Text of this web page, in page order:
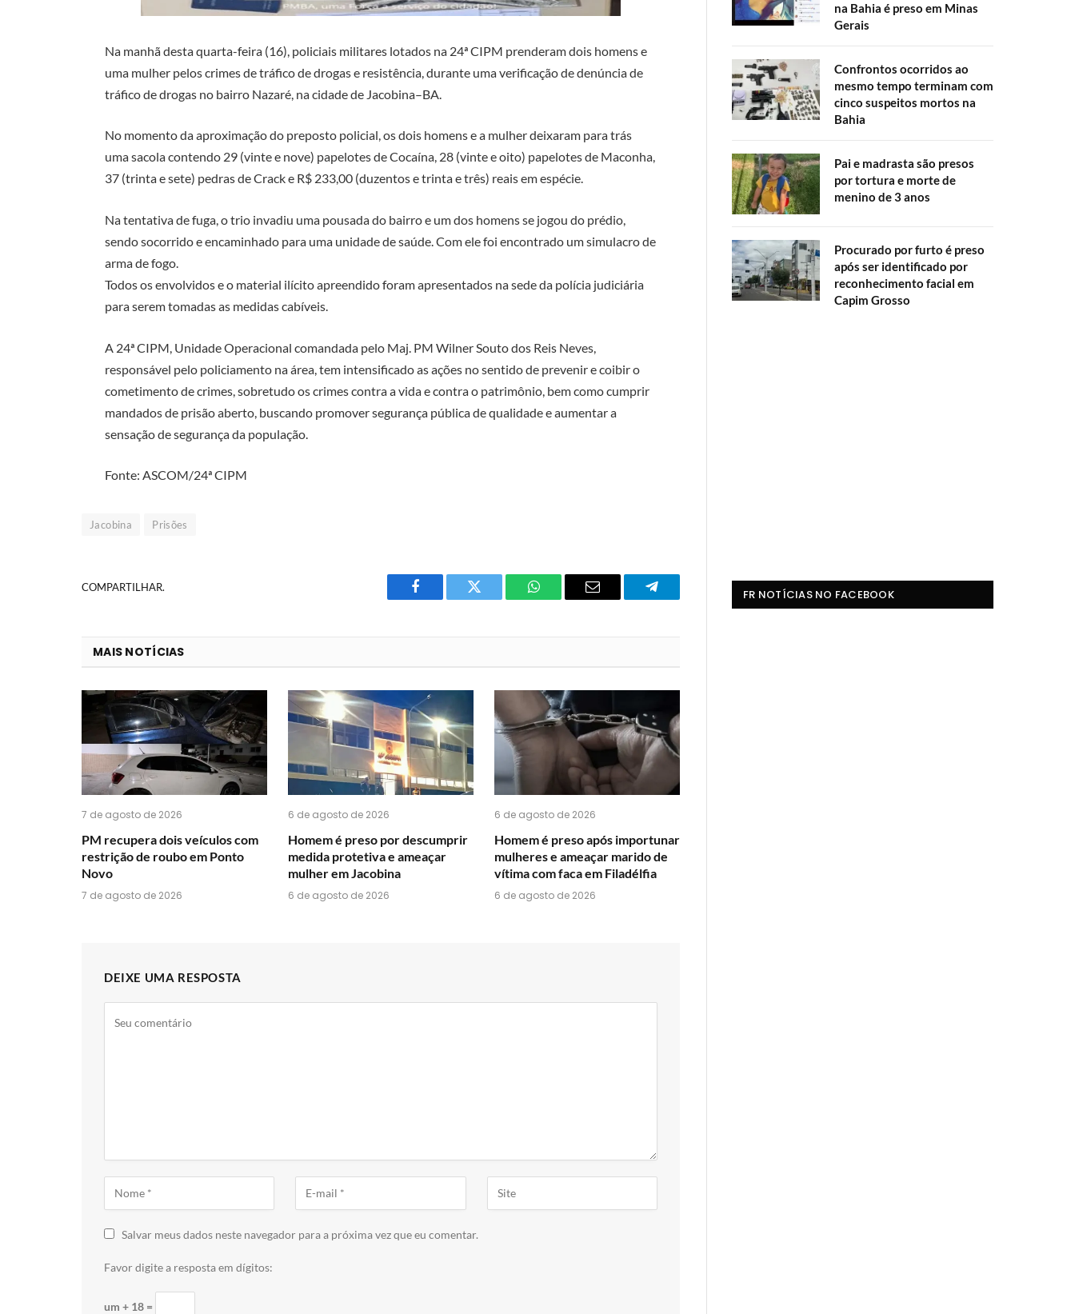
Na manhã desta quarta-feira (16), policiais militares lotados na 24ª CIPM prenderam dois homens e
uma mulher pelos crimes de tráfico de drogas e resistência, durante uma verificação de denúncia de
tráfico de drogas no bairro Nazaré, na cidade de Jacobina–BA.
No momento da aproximação do preposto policial, os dois homens e a mulher deixaram para trás
uma sacola contendo 29 (vinte e nove) papelotes de Cocaína, 28 (vinte e oito) papelotes de Maconha,
37 (trinta e sete) pedras de Crack e R$ 233,00 (duzentos e trinta e três) reais em espécie.
Na tentativa de fuga, o trio invadiu uma pousada do bairro e um dos homens se jogou do prédio,
sendo socorrido e encaminhado para uma unidade de saúde. Com ele foi encontrado um simulacro de
arma de fogo.
Todos os envolvidos e o material ilícito apreendido foram apresentados na sede da polícia judiciária
para serem tomadas as medidas cabíveis.
A 24ª CIPM, Unidade Operacional comandada pelo Maj. PM Wilner Souto dos Reis Neves,
responsável pelo policiamento na área, tem intensificado as ações no sentido de prevenir e coibir o
cometimento de crimes, sobretudo os crimes contra a vida e contra o patrimônio, bem como cumprir
mandados de prisão aberto, buscando promover segurança pública de qualidade e aumentar a
sensação de segurança da população.
Fonte: ASCOM/24ª CIPM
Jacobina Prisões
COMPARTILHAR.
Facebook Twitter
O
do
WhatsApp?
E-
Telegrama
MAIS NOTÍCIAS
7 de agosto de 2026
PM recupera dois veículos com
restrição de roubo em Ponto
Novo
7 de agosto de 2026
6 de agosto de 2026
Homem é preso por descumprir
medida protetiva e ameaçar
mulher em Jacobina
6 de agosto de 2026
6 de agosto de 2026
Homem é preso após importunar
mulheres e ameaçar marido de
vítima com faca em Filadélfia
6 de agosto de 2026
DEIXE UMA RESPOSTA
Salvar meus dados neste navegador para a próxima vez que eu comentar.
Favor digite a resposta em dígitos:
um + 18 =
na Bahia é preso em Minas
Gerais
Confrontos ocorridos ao
mesmo tempo terminam com
cinco suspeitos mortos na
Bahia
Pai e madrasta são presos
por tortura e morte de
menino de 3 anos
Procurado por furto é preso
após ser identificado por
reconhecimento facial em
Capim Grosso
FR NOTÍCIAS NO FACEBOOK